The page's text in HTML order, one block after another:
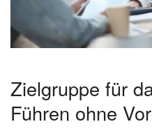
Zielgruppe für
Führen ohne